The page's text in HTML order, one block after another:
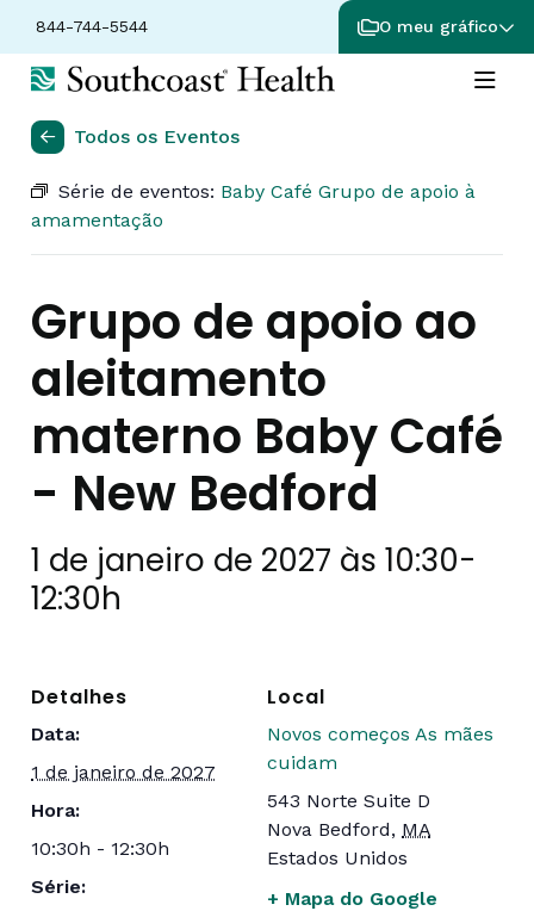
844-744-5544 O meu gráfico
Todos os Eventos
Série de eventos: Baby Café Grupo de apoio à
amamentação
Grupo de apoio ao
aleitamento
materno Baby Café
- New Bedford
1 de janeiro de 2027 às 10:30-
12:30h
Detalhes
Data:
1 de janeiro de 2027
Hora:
10:30h - 12:30h
Série:
Local
Novos começos As mães
cuidam
543 Norte Suite D
Nova Bedford, MA
Estados Unidos
+ Mapa do Google